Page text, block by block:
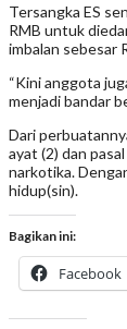
Tersangka ES
RMB untuk
imbalan sebesar
“Kini anggota
menjadi bandar
Dari
ayat (2) dan
narkotika.
hidup(sin).
Bagikan ini:
Facebook